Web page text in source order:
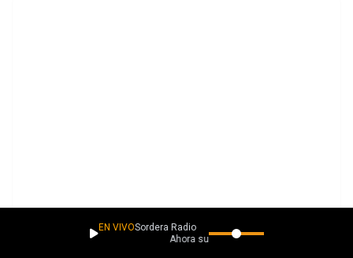
EN VIVOSordera Radio
Ahora suena